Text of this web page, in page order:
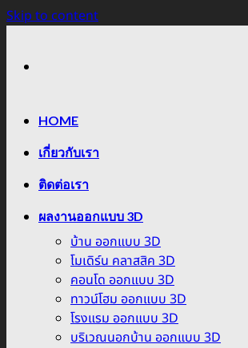
Skip to content
HOME
เกี่ยวกับเรา
ติดต่อเรา
ผลงานออกแบบ 3D
บ้าน ออกแบบ 3D
โมเดิร์น คลาสสิค 3D
คอนโด ออกแบบ 3D
ทาวน์โฮม ออกแบบ 3D
โรงแรม ออกแบบ 3D
บริเวณนอกบ้าน ออกแบบ 3D